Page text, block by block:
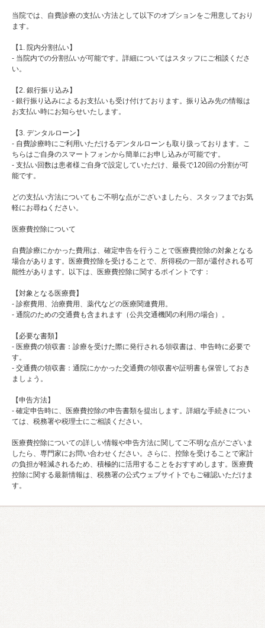
当院では、自費診療の支払い方法として以下のオプションをご用意しており
ます。
【1. 院内分割払い】
- 当院内での分割払いが可能です。詳細についてはスタッフにご相談くださ
い。
【2. 銀行振り込み】
- 銀行振り込みによるお支払いも受け付けております。振り込み先の情報は
お支払い時にお知らせいたします。
【3. デンタルローン】
- 自費診療時にご利用いただけるデンタルローンも取り扱っております。こ
ちらはご自身のスマートフォンから簡単にお申し込みが可能です。
- 支払い回数は患者様ご自身で設定していただけ、最長で120回の分割が可
能です。
どの支払い方法についてもご不明な点がございましたら、スタッフまでお気
軽にお尋ねください。
医療費控除について
自費診療にかかった費用は、確定申告を行うことで医療費控除の対象となる
場合があります。医療費控除を受けることで、所得税の一部が還付される可
能性があります。以下は、医療費控除に関するポイントです：
【対象となる医療費】
- 診察費用、治療費用、薬代などの医療関連費用。
- 通院のための交通費も含まれます（公共交通機関の利用の場合）。
【必要な書類】
- 医療費の領収書：診療を受けた際に発行される領収書は、申告時に必要で
す。
- 交通費の領収書：通院にかかった交通費の領収書や証明書も保管しておき
ましょう。
【申告方法】
- 確定申告時に、医療費控除の申告書類を提出します。詳細な手続きについ
ては、税務署や税理士にご相談ください。
医療費控除についての詳しい情報や申告方法に関してご不明な点がございま
したら、専門家にお問い合わせください。さらに、控除を受けることで家計
の負担が軽減されるため、積極的に活用することをおすすめします。医療費
控除に関する最新情報は、税務署の公式ウェブサイトでもご確認いただけま
す。